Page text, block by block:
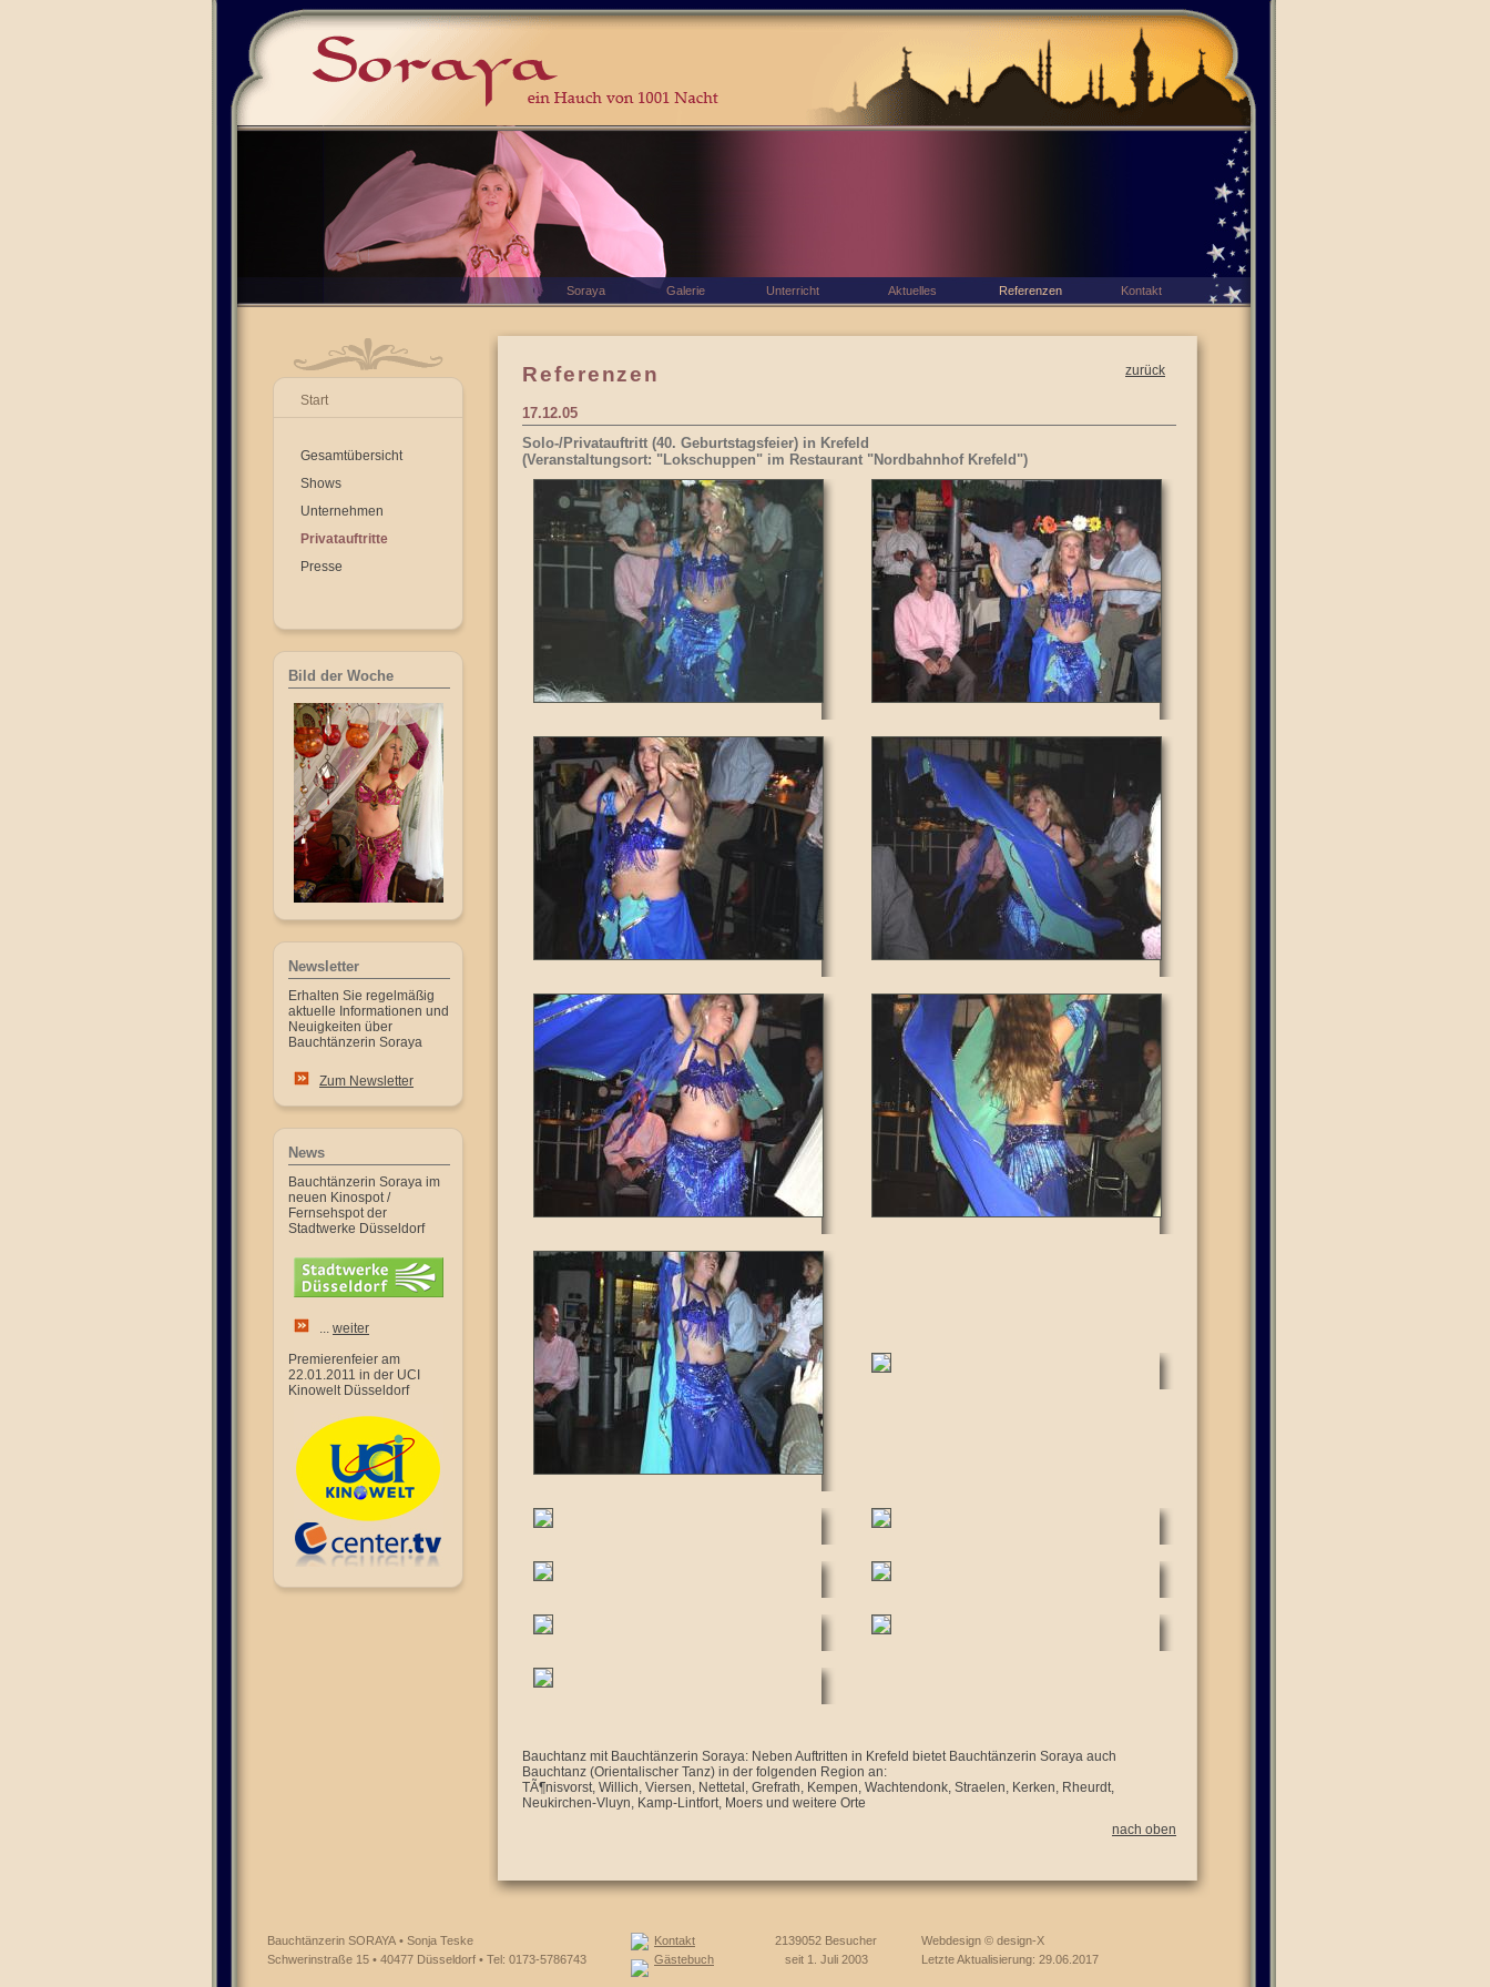
Start
Gesamtübersicht
Shows
Unternehmen
Privatauftritte
Presse
Bild der Woche
Newsletter
Erhalten Sie regelmäßig
aktuelle Informationen und
Neuigkeiten über
Bauchtänzerin Soraya
Zum Newsletter
News
Bauchtänzerin Soraya im
neuen Kinospot /
Fernsehspot der
Stadtwerke Düsseldorf
... weiter
Premierenfeier am
22.01.2011 in der UCI
Kinowelt Düsseldorf
Referenzen zurück
17.12.05
Solo-/Privatauftritt (40. Geburtstagsfeier) in Krefeld
(Veranstaltungsort: "Lokschuppen" im Restaurant "Nordbahnhof Krefeld")
Bauchtanz mit Bauchtänzerin Soraya: Neben Auftritten in Krefeld bietet Bauchtänzerin Soraya auch
Bauchtanz (Orientalischer Tanz) in der folgenden Region an:
TÃ¶nisvorst, Willich, Viersen, Nettetal, Grefrath, Kempen, Wachtendonk, Straelen, Kerken, Rheurdt,
Neukirchen-Vluyn, Kamp-Lintfort, Moers und weitere Orte
nach oben
Bauchtänzerin SORAYA • Sonja Teske
Schwerinstraße 15 • 40477 Düsseldorf • Tel: 0173-5786743
Kontakt
Gästebuch
2139052 Besucher
seit 1. Juli 2003
Webdesign © design-X
Letzte Aktualisierung: 29.06.2017
Soraya Galerie Unterricht Aktuelles Referenzen Kontakt